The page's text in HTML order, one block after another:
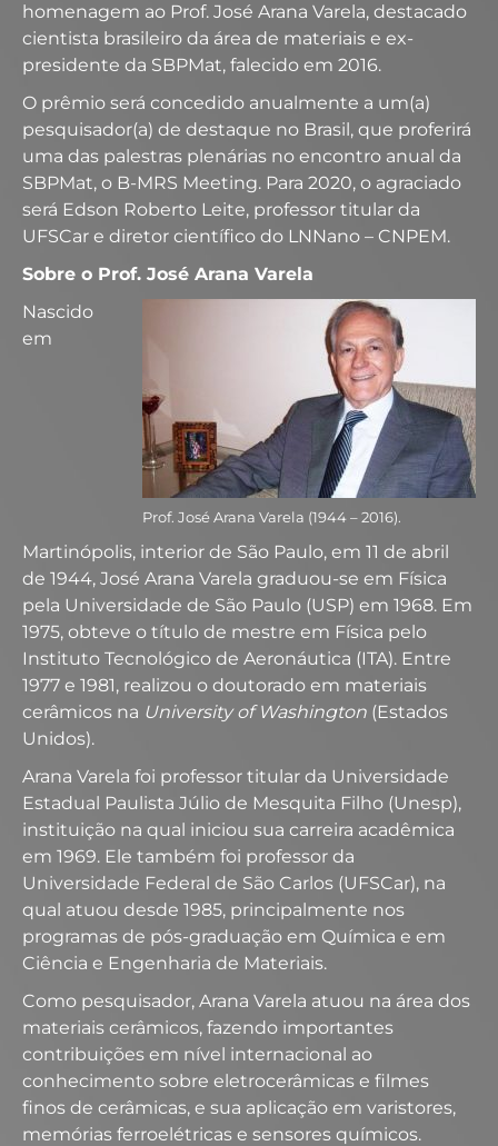
homenagem ao Prof. José Arana Varela, destacado
cientista brasileiro da área de materiais e ex-
presidente da SBPMat, falecido em 2016.
O prêmio será concedido anualmente a um(a)
pesquisador(a) de destaque no Brasil, que proferirá
uma das palestras plenárias no encontro anual da
SBPMat, o B-MRS Meeting. Para 2020, o agraciado
será Edson Roberto Leite, professor titular da
UFSCar e diretor científico do LNNano – CNPEM.
Sobre o Prof. José Arana Varela
Prof. José Arana Varela (1944 – 2016).
Nascido
em
Martinópolis, interior de São Paulo, em 11 de abril
de 1944, José Arana Varela graduou-se em Física
pela Universidade de São Paulo (USP) em 1968. Em
1975, obteve o título de mestre em Física pelo
Instituto Tecnológico de Aeronáutica (ITA). Entre
1977 e 1981, realizou o doutorado em materiais
cerâmicos na University of Washington (Estados
Unidos).
Arana Varela foi professor titular da Universidade
Estadual Paulista Júlio de Mesquita Filho (Unesp),
instituição na qual iniciou sua carreira acadêmica
em 1969. Ele também foi professor da
Universidade Federal de São Carlos (UFSCar), na
qual atuou desde 1985, principalmente nos
programas de pós-graduação em Química e em
Ciência e Engenharia de Materiais.
Como pesquisador, Arana Varela atuou na área dos
materiais cerâmicos, fazendo importantes
contribuições em nível internacional ao
conhecimento sobre eletrocerâmicas e filmes
finos de cerâmicas, e sua aplicação em varistores,
memórias ferroelétricas e sensores químicos.